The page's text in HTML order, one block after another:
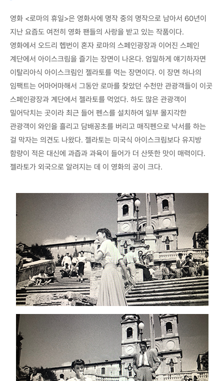
영화 <로마의 휴일>은 영화사에 명작 중의 명작으로 남아서 60년이
지난 요즘도 여전히 영화 팬들의 사랑을 받고 있는 작품이다.
영화에서 오드리 헵번이 혼자 로마의 스페인광장과 이어진 스페인
계단에서 아이스크림을 즐기는 장면이 나온다. 엄밀하게 얘기하자면
이탈리아식 아이스크림인 젤라토를 먹는 장면이다. 이 장면 하나의
임팩트는 어마어마해서 그동안 로마를 찾았던 수천만 관광객들이 이곳
스페인광장과 계단에서 젤라토를 먹었다. 하도 많은 관광객이
밀어닥치는 곳이라 최근 들어 펜스를 설치하여 일부 몰지각한
관광객이 와인을 흘리고 담배꽁초를 버리고 매직펜으로 낙서를 하는
걸 막자는 의견도 나왔다. 젤라토는 미국식 아이스크림보다 유지방
함량이 적은 대신에 과즙과 과육이 들어가 더 산뜻한 맛이 매력이다.
젤라토가 외국으로 알려지는 데 이 영화의 공이 크다.